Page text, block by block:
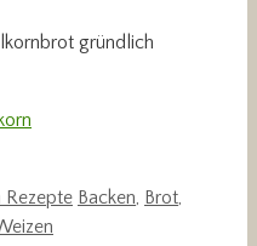
gründlich
Rezepte Schlagwörter
Backen, Brot,